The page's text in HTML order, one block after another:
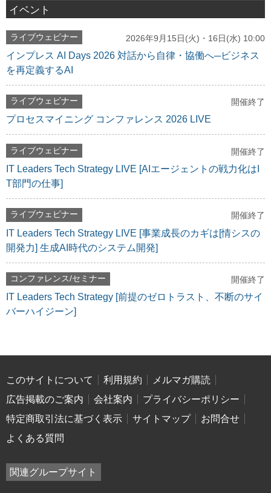
イベント
ライブウェビナー 2026年9月15日(火)・16日(水) 10:00
インプレス AI Days 2026 対話から自律・協働へ─ビジネス
を再定義するAI
ライブウェビナー 開催終了
プロセスマイニング コンファレンス 2026 LIVE
ライブウェビナー 開催終了
IT Leaders Tech Strategy LIVE [AIエージェントの戦力化はI
T部門の仕事]
ライブウェビナー 開催終了
IT Leaders Tech Strategy LIVE [事業成長のカギは[情シスの
開発力] 生成AI時代のシステム開発]
コンファレンス/セミナー 開催終了
IT Leaders Tech Strategy [前提のゼロトラスト、不断のサイ
バーハイジーン]
このサイトについて 利用規約
メルマガ購読
広告掲載のご案内
会社案内
プライバシーポリシー
特定商取引法に基づく表示
サイトマップ
お問合せ
よくある質問
関連グループサイト